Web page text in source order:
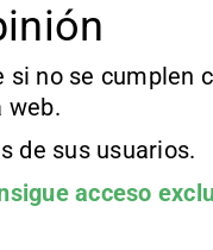
si no se cumplen
web.
de sus usuarios.
acceso